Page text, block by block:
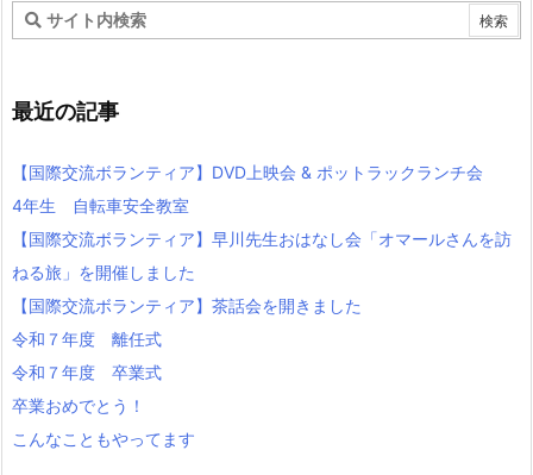
最近の記事
【国際交流ボランティア】DVD上映会 & ポットラックランチ会
4年生 自転車安全教室
【国際交流ボランティア】早川先生おはなし会「オマールさんを訪
ねる旅」を開催しました
【国際交流ボランティア】茶話会を開きました
令和７年度 離任式
令和７年度 卒業式
卒業おめでとう！
こんなこともやってます